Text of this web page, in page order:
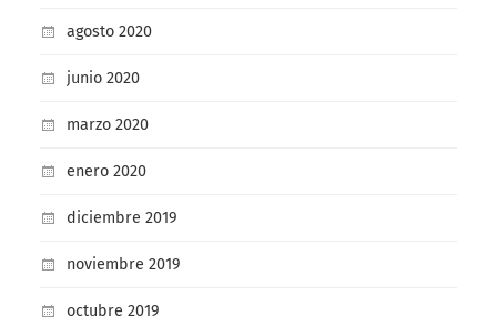
agosto 2020
junio 2020
marzo 2020
enero 2020
diciembre 2019
noviembre 2019
octubre 2019